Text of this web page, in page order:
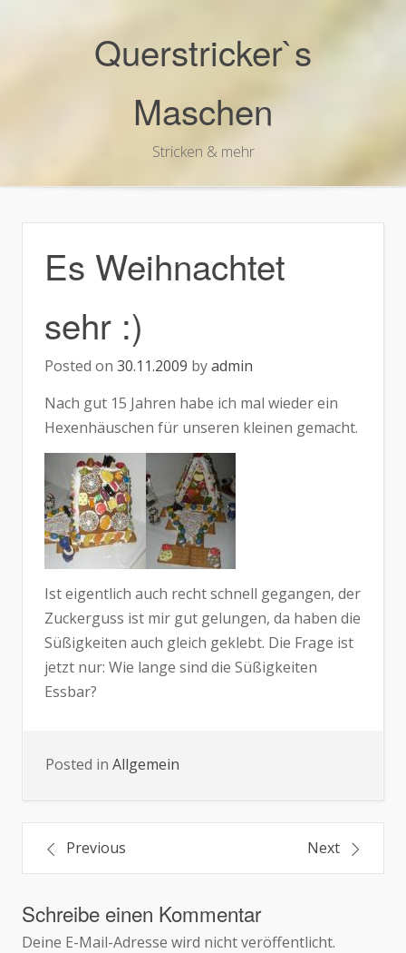
Querstricker`s
Maschen
Stricken & mehr
Es Weihnachtet
sehr :)
Posted on 30.11.2009 byadmin
Nach gut 15 Jahren habe ich mal wieder ein
Hexenhäuschen für unseren kleinen gemacht.
Ist eigentlich auch recht schnell gegangen, der
Zuckerguss ist mir gut gelungen, da haben die
Süßigkeiten auch gleich geklebt. Die Frage ist
jetzt nur: Wie lange sind die Süßigkeiten
Essbar?
Posted in Allgemein
Beitragsnavigation
Previous Next
Schreibe einen Kommentar
Deine E-Mail-Adresse wird nicht veröffentlicht.